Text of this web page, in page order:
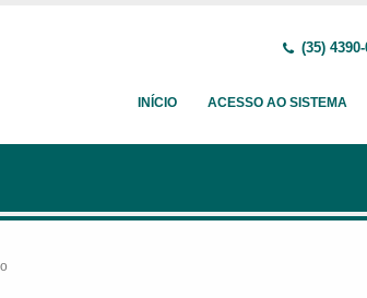
(35)
INÍCIO ACESSO AO SISTEMA